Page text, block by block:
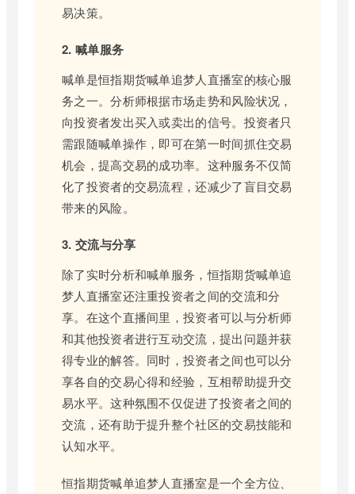
易决策。
2. 喊单服务
喊单是恒指期货喊单追梦人直播室的核心服
务之一。分析师根据市场走势和风险状况，
向投资者发出买入或卖出的信号。投资者只
需跟随喊单操作，即可在第一时间抓住交易
机会，提高交易的成功率。这种服务不仅简
化了投资者的交易流程，还减少了盲目交易
带来的风险。
3. 交流与分享
除了实时分析和喊单服务，恒指期货喊单追
梦人直播室还注重投资者之间的交流和分
享。在这个直播间里，投资者可以与分析师
和其他投资者进行互动交流，提出问题并获
得专业的解答。同时，投资者之间也可以分
享各自的交易心得和经验，互相帮助提升交
易水平。这种氛围不仅促进了投资者之间的
交流，还有助于提升整个社区的交易技能和
认知水平。
恒指期货喊单追梦人直播室是一个全方位、